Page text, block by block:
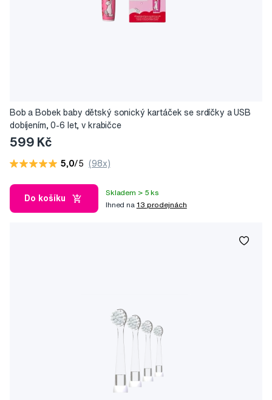
Bob a Bobek baby dětský sonický kartáček se srdíčky a USB
dobíjením, 0-6 let, v krabičce
599 Kč
5,0/5 (98x)
Do košíku
Skladem > 5 ks
Ihned na 13 prodejnách